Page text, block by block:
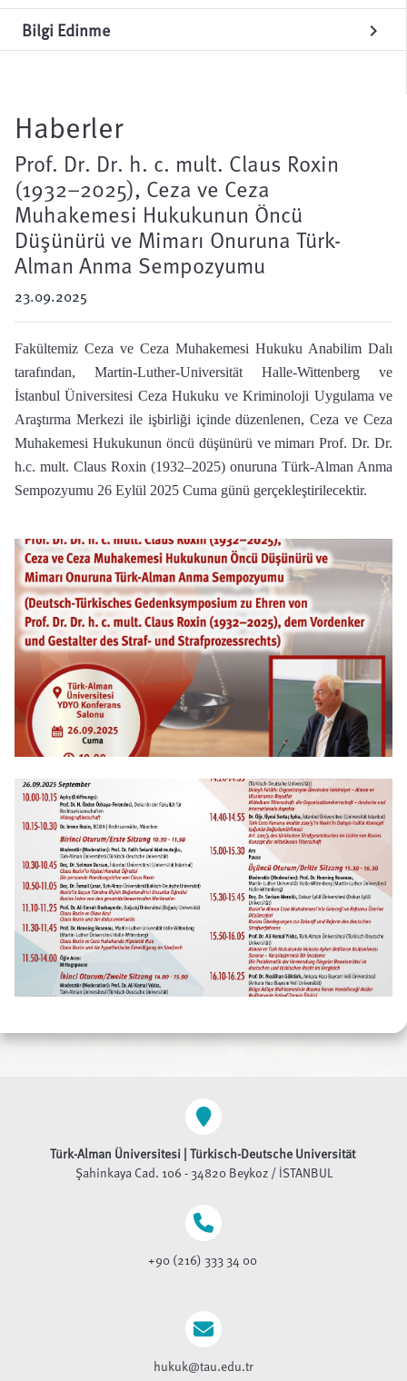
Bilgi Edinme
chevron_right
Haberler
Prof. Dr. Dr. h. c. mult. Claus Roxin
(1932–2025), Ceza ve Ceza
Muhakemesi Hukukunun Öncü
Düşünürü ve Mimarı Onuruna Türk-
Alman Anma Sempozyumu
23.09.2025
Fakültemiz Ceza ve Ceza Muhakemesi Hukuku Anabilim Dalı
tarafından, Martin-Luther-Universität Halle-Wittenberg ve
İstanbul Üniversitesi Ceza Hukuku ve Kriminoloji Uygulama ve
Araştırma Merkezi ile işbirliği içinde düzenlenen, Ceza ve Ceza
Muhakemesi Hukukunun öncü düşünürü ve mimarı Prof. Dr. Dr.
h.c. mult. Claus Roxin (1932–2025) onuruna Türk-Alman Anma
Sempozyumu 26 Eylül 2025 Cuma günü gerçekleştirilecektir.
Türk-Alman Üniversitesi | Türkisch-Deutsche Universität
Şahinkaya Cad. 106 - 34820 Beykoz / İSTANBUL
+90 (216) 333 34 00
hukuk@tau.edu.tr